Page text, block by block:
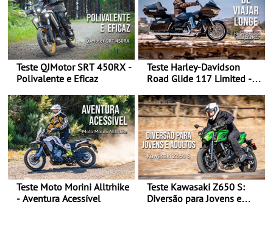
Teste QJMotor SRT 450RX -
Polivalente e Eficaz
Teste Harley-Davidson
Road Glide 117 Limited - A
Teste Moto Morini Alltrhike
- Aventura Acessível
Teste Kawasaki Z650 S:
Diversão para Jovens e